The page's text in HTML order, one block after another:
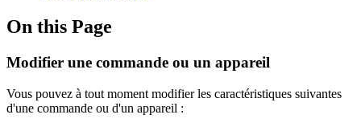
On this Page
Modifier une commande ou un appareil
Vous pouvez à tout moment modifier les caractéristiques suivantes
d'une commande ou d'un appareil :